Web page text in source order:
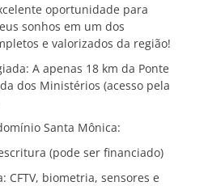
oportunidade para
sonhos em um dos
e valorizados da região!
A apenas 18 km da Ponte
dos Ministérios (acesso pela
Santa Mônica:
(pode ser financiado)
CFTV, biometria, sensores e